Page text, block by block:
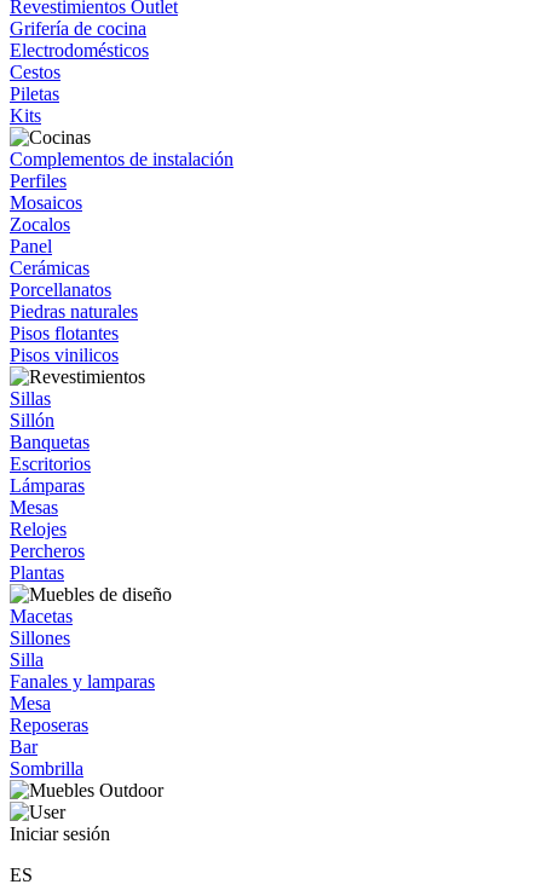
Revestimientos Outlet
Grifería de cocina
Electrodomésticos
Cestos
Piletas
Kits
Complementos de instalación
Perfiles
Mosaicos
Zocalos
Panel
Cerámicas
Porcellanatos
Piedras naturales
Pisos flotantes
Pisos vinilicos
Sillas
Sillón
Banquetas
Escritorios
Lámparas
Mesas
Relojes
Percheros
Plantas
Macetas
Sillones
Silla
Fanales y lamparas
Mesa
Reposeras
Bar
Sombrilla
Iniciar sesión
ES